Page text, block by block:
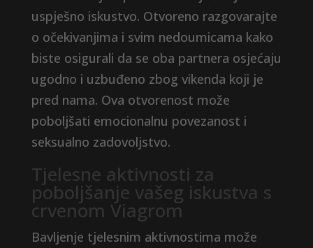
uspješno iskustvo. Otvoreno razgovarajte
o očekivanjima i svim nedoumicama kako
biste osigurali da se oba partnera osjećaju
ugodno i uzbuđeno zbog vikenda koji je
pred nama. Ova otvorenost može
poboljšati emocionalnu povezanost i
seksualno zadovoljstvo.
Tjelesne aktivnosti za
poboljšanje vašeg iskustva s
crvenom Viagrom
Bavljenje tjelesnim aktivnostima može